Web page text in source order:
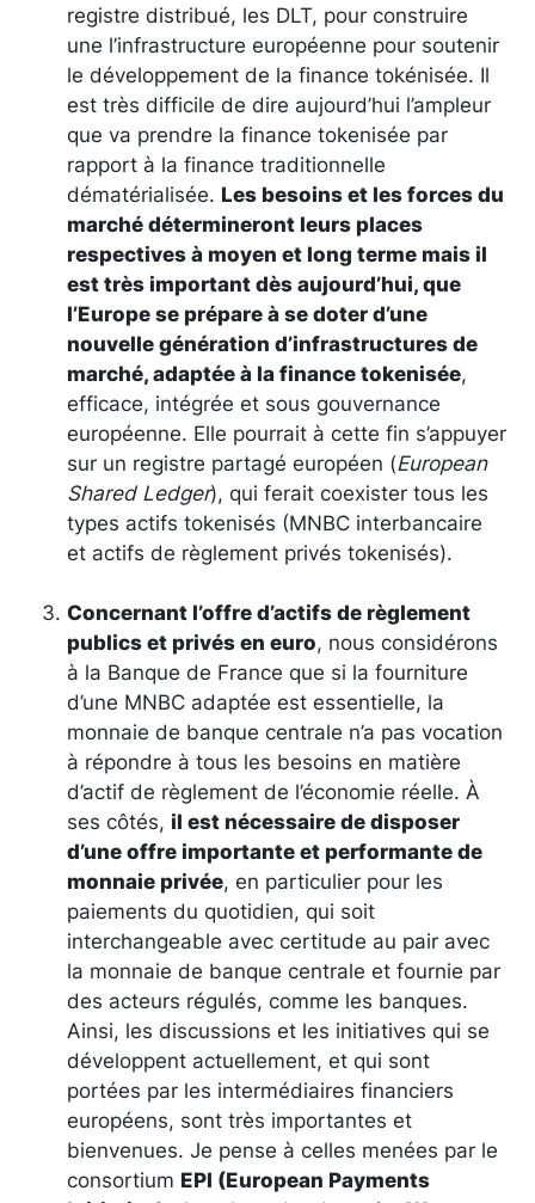
registre distribué, les DLT, pour construire
une l’infrastructure européenne pour soutenir
le développement de la finance tokénisée. Il
est très difficile de dire aujourd’hui l’ampleur
que va prendre la finance tokenisée par
rapport à la finance traditionnelle
dématérialisée. Les besoins et les forces du
marché détermineront leurs places
respectives à moyen et long terme mais il
est très important dès aujourd’hui, que
l’Europe se prépare à se doter d’une
nouvelle génération d’infrastructures de
marché, adaptée à la finance tokenisée,
efficace, intégrée et sous gouvernance
européenne. Elle pourrait à cette fin s’appuyer
sur un registre partagé européen (European
Shared Ledger), qui ferait coexister tous les
types actifs tokenisés (MNBC interbancaire
et actifs de règlement privés tokenisés).
Concernant l’offre d’actifs de règlement
publics et privés en euro, nous considérons
à la Banque de France que si la fourniture
d’une MNBC adaptée est essentielle, la
monnaie de banque centrale n’a pas vocation
à répondre à tous les besoins en matière
d’actif de règlement de l’économie réelle. À
ses côtés, il est nécessaire de disposer
d’une offre importante et performante de
monnaie privée, en particulier pour les
paiements du quotidien, qui soit
interchangeable avec certitude au pair avec
la monnaie de banque centrale et fournie par
des acteurs régulés, comme les banques.
Ainsi, les discussions et les initiatives qui se
développent actuellement, et qui sont
portées par les intermédiaires financiers
européens, sont très importantes et
bienvenues. Je pense à celles menées par le
consortium EPI (European Payments